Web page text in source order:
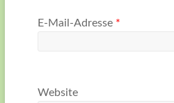
E-Mail-Adresse *
Website